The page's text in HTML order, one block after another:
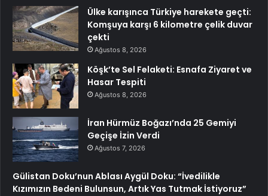
Ülke karışınca Türkiye harekete geçti:
Komşuya karşı 6 kilometre çelik duvar
çekti
Ağustos 8, 2026
Köşk’te Sel Felaketi: Esnafa Ziyaret ve
Hasar Tespiti
Ağustos 8, 2026
İran Hürmüz Boğazı’nda 25 Gemiyi
Geçişe İzin Verdi
Ağustos 7, 2026
Gülistan Doku’nun Ablası Aygül Doku: “İvedilikle
Kızımızın Bedeni Bulunsun, Artık Yas Tutmak İstiyoruz”